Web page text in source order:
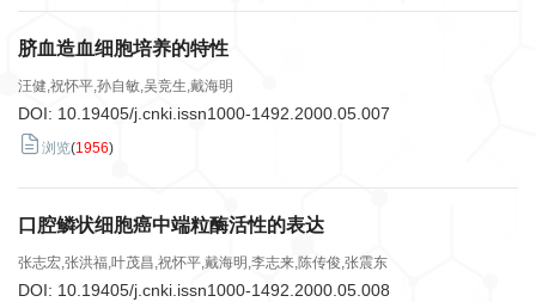
脐血造血细胞培养的特性
汪健,祝怀平,孙自敏,吴竞生,戴海明
DOI: 10.19405/j.cnki.issn1000-1492.2000.05.007
浏览(1956)
口腔鳞状细胞癌中端粒酶活性的表达
张志宏,张洪福,叶茂昌,祝怀平,戴海明,李志来,陈传俊,张震东
DOI: 10.19405/j.cnki.issn1000-1492.2000.05.008